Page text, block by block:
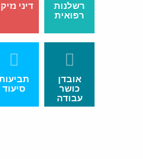
רשלנות
רפואית
דיני
אובדן
כושר
עבודה
סיעוד